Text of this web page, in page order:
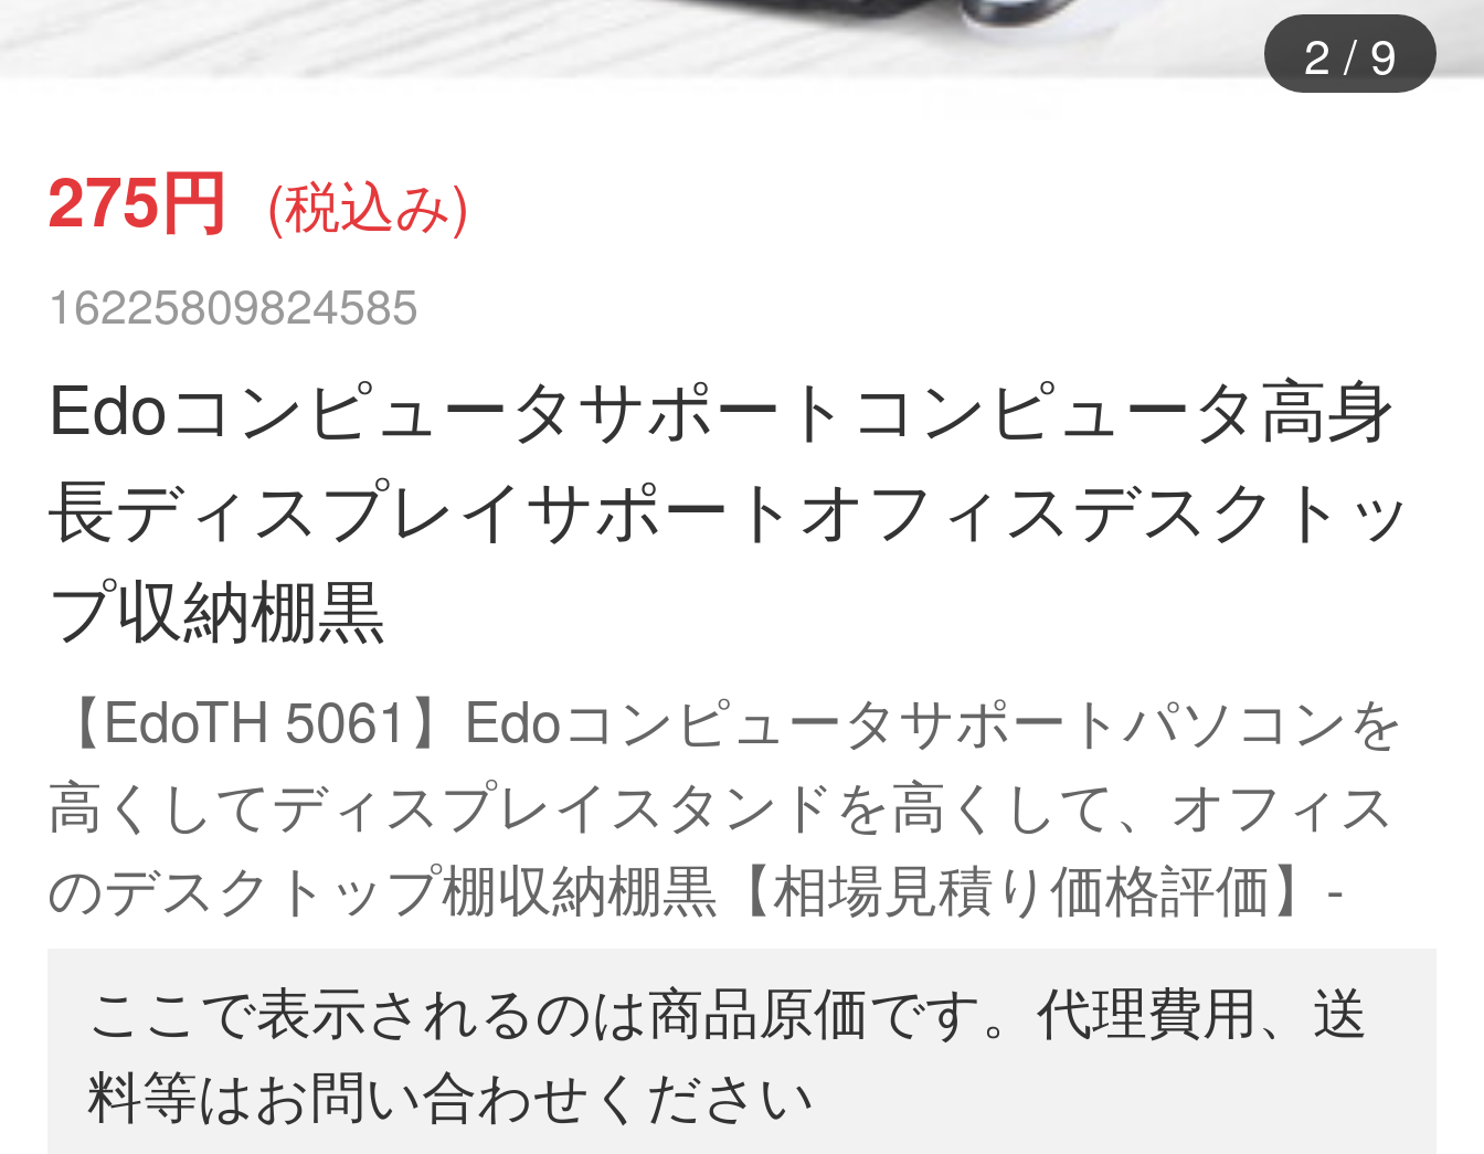
3 / 9
275円 (税込み)
16225809824585
Edoコンピュータサポートコンピュータ高身
長ディスプレイサポートオフィスデスクトッ
プ収納棚黒
【EdoTH 5061】Edoコンピュータサポートパソコンを
高くしてディスプレイスタンドを高くして、オフィス
のデスクトップ棚収納棚黒【相場見積り価格評価】-
ここで表示されるのは商品原価です。代理費用、送
料等はお問い合わせください